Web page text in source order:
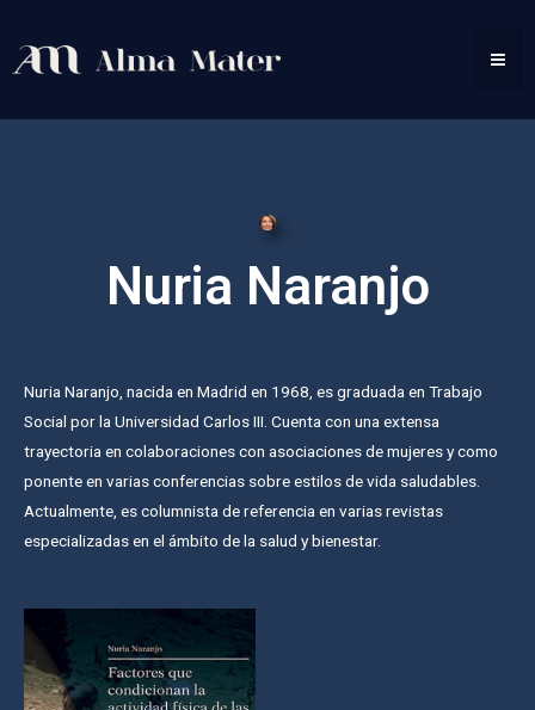
Nuria Naranjo
Nuria Naranjo, nacida en Madrid en 1968, es graduada en Trabajo
Social por la Universidad Carlos III. Cuenta con una extensa
trayectoria en colaboraciones con asociaciones de mujeres y como
ponente en varias conferencias sobre estilos de vida saludables.
Actualmente, es columnista de referencia en varias revistas
especializadas en el ámbito de la salud y bienestar.